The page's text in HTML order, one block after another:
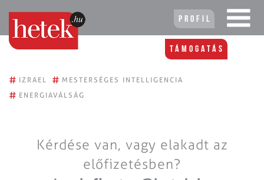
Profil
Támogatás
# IZRAEL # MESTERSÉGES INTELLIGENCIA
# ENERGIAVÁLSÁG
Kérdése van, vagy elakadt az
előfizetésben?